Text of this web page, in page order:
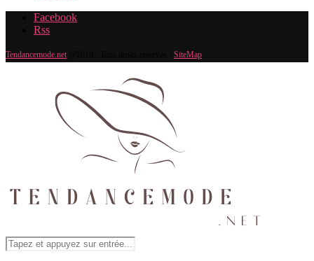
Facebook
Rss
Tendancemode.net@2019 - Tous droits réservés - SiteMap